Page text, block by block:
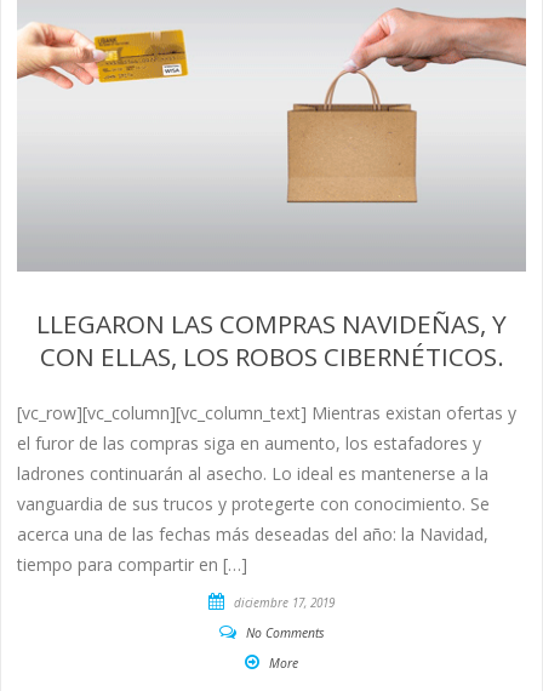
LLEGARON LAS COMPRAS NAVIDEÑAS, Y
CON ELLAS, LOS ROBOS CIBERNÉTICOS.
[vc_row][vc_column][vc_column_text] Mientras existan ofertas y
el furor de las compras siga en aumento, los estafadores y
ladrones continuarán al asecho. Lo ideal es mantenerse a la
vanguardia de sus trucos y protegerte con conocimiento. Se
acerca una de las fechas más deseadas del año: la Navidad,
tiempo para compartir en […]
diciembre 17, 2019
No Comments
More